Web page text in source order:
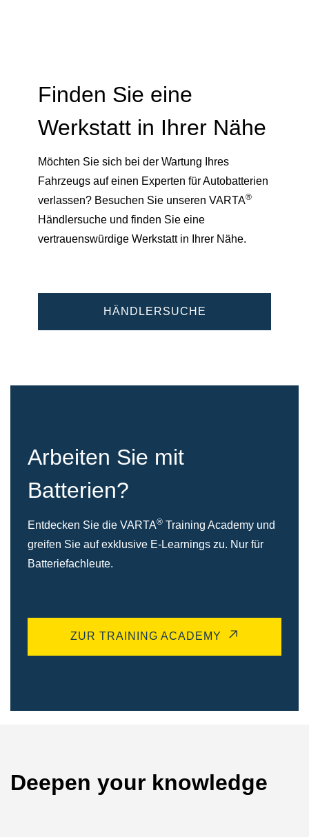
Finden Sie eine
Werkstatt in Ihrer Nähe
Möchten Sie sich bei der Wartung Ihres
Fahrzeugs auf einen Experten für Autobatterien
verlassen? Besuchen Sie unseren VARTA®
Händlersuche und finden Sie eine
vertrauenswürdige Werkstatt in Ihrer Nähe.
HÄNDLERSUCHE
Arbeiten Sie mit
Batterien?
Entdecken Sie die VARTA® Training Academy und
greifen Sie auf exklusive E-Learnings zu. Nur für
Batteriefachleute.
ZUR TRAINING ACADEMY
Deepen your knowledge